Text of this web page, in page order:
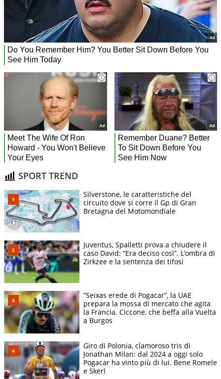
SPORT TREND
Silverstone, le caratteristiche del
circuito dove si corre il Gp di Gran
Bretagna del Motomondiale
Juventus, Spalletti prova a chiudere il
caso David: “Era deciso così”. L’ombra di
Zirkzee e la sentenza dei tifosi
“Seixas erede di Pogacar”, la UAE
prepara la mossa di mercato che agita
la Francia. Ciccone, che beffa alla Vuelta
a Burgos
Giro di Polonia, clamoroso tris di
Jonathan Milan: dal 2024 a oggi solo
Pogacar ha vinto più di lui. Bene Romele
e Skerl